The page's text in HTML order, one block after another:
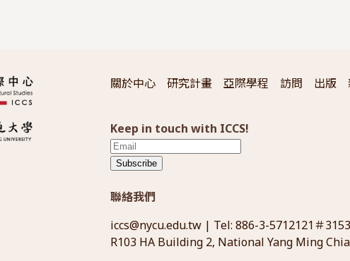
關於中心 研究計畫 亞際學程 訪問 出版
Keep in touch with ICCS!
Subscribe
聯絡我們
iccs@nycu.edu.tw | Tel: 886-3-5712121＃
R103 HA Building 2, National Yang Ming